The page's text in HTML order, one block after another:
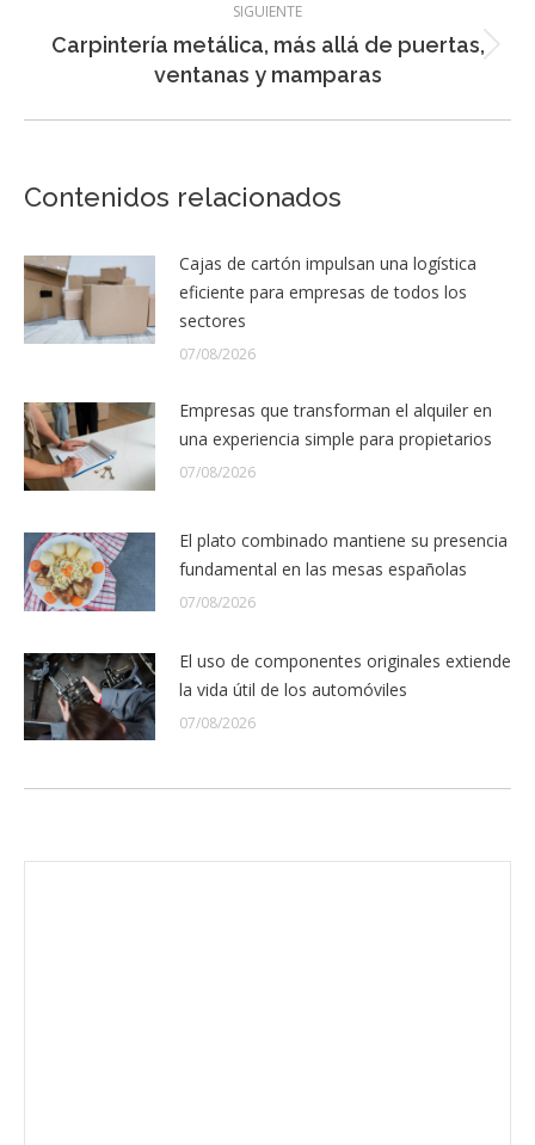
SIGUIENTE
Entrada
siguiente:
Carpintería metálica, más allá de puertas,
ventanas y mamparas
Contenidos relacionados
Cajas de cartón impulsan una logística
eficiente para empresas de todos los
sectores
07/08/2026
Empresas que transforman el alquiler en
una experiencia simple para propietarios
07/08/2026
El plato combinado mantiene su presencia
fundamental en las mesas españolas
07/08/2026
El uso de componentes originales extiende
la vida útil de los automóviles
07/08/2026